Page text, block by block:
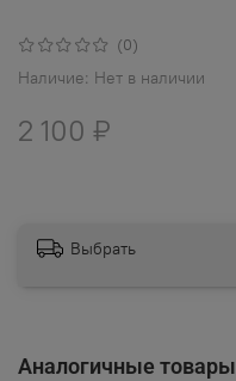
(0)
Наличие: Нет в наличии
2 100 ₽
Выбрать
Аналогичные товары